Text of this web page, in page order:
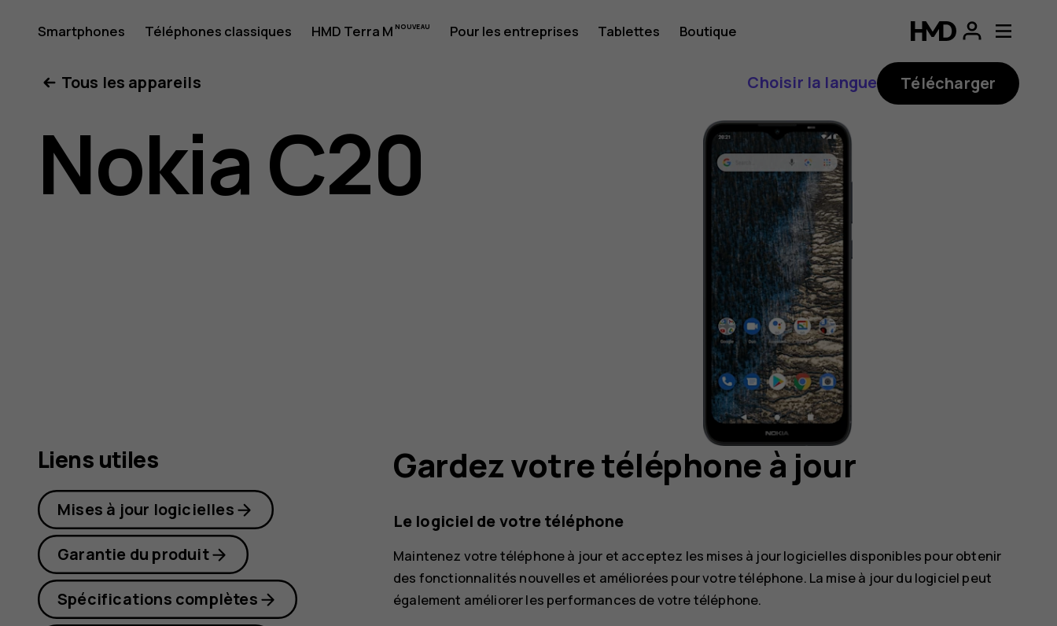
Guide
de
l'utilisateur
Smartphones Téléphones classiques HMD Terra M Pour les entreprises Tablettes Boutique
Tous les appareils Choisir la langue Télécharger
Nokia C20
Gardez votre téléphone à jour
Le logiciel de votre téléphone
Maintenez votre téléphone à jour et acceptez les mises à jour logicielles disponibles pour obtenir
des fonctionnalités nouvelles et améliorées pour votre téléphone. La mise à jour du logiciel peut
également améliorer les performances de votre téléphone.
Liens utiles
Mises à jour logicielles
Garantie du produit
Spécifications complètes